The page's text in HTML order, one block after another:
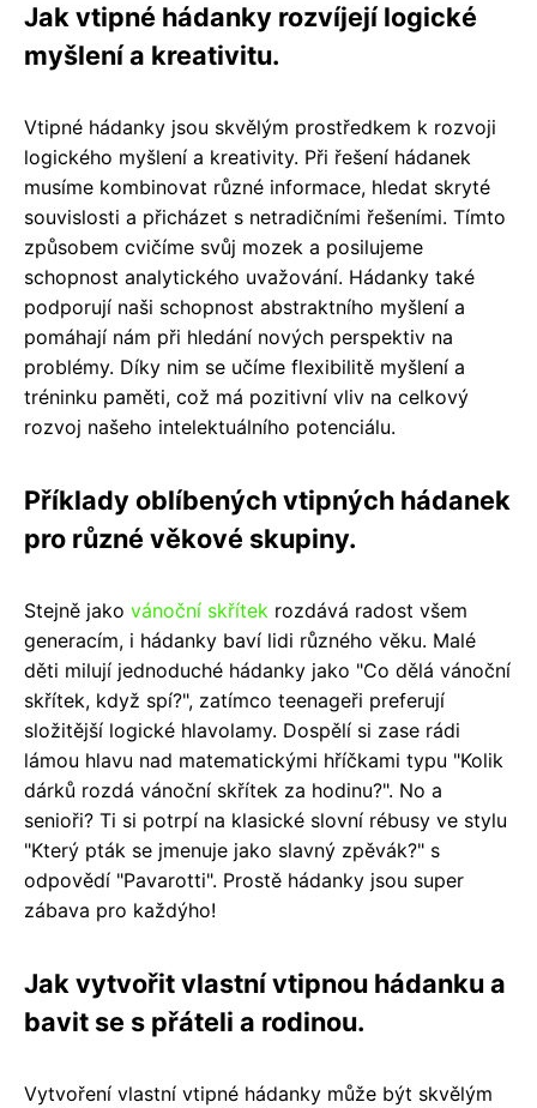
Jak vtipné hádanky rozvíjejí logické
myšlení a kreativitu.
Vtipné hádanky jsou skvělým prostředkem k rozvoji
logického myšlení a kreativity. Při řešení hádanek
musíme kombinovat různé informace, hledat skryté
souvislosti a přicházet s netradičními řešeními. Tímto
způsobem cvičíme svůj mozek a posilujeme
schopnost analytického uvažování. Hádanky také
podporují naši schopnost abstraktního myšlení a
pomáhají nám při hledání nových perspektiv na
problémy. Díky nim se učíme flexibilitě myšlení a
tréninku paměti, což má pozitivní vliv na celkový
rozvoj našeho intelektuálního potenciálu.
Příklady oblíbených vtipných hádanek
pro různé věkové skupiny.
Stejně jako vánoční skřítek rozdává radost všem
generacím, i hádanky baví lidi různého věku. Malé
děti milují jednoduché hádanky jako "Co dělá vánoční
skřítek, když spí?", zatímco teenageři preferují
složitější logické hlavolamy. Dospělí si zase rádi
lámou hlavu nad matematickými hříčkami typu "Kolik
dárků rozdá vánoční skřítek za hodinu?". No a
senioři? Ti si potrpí na klasické slovní rébusy ve stylu
"Který pták se jmenuje jako slavný zpěvák?" s
odpovědí "Pavarotti". Prostě hádanky jsou super
zábava pro každýho!
Jak vytvořit vlastní vtipnou hádanku a
bavit se s přáteli a rodinou.
Vytvoření vlastní vtipné hádanky může být skvělým